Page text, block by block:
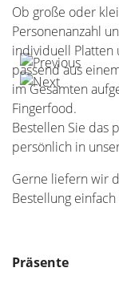
Ob große oder
Personenanzahl
individuell Platten
passend aus
im Gesamten
Fingerfood.
Bestellen Sie das
persönlich in
Gerne liefern wir
Bestellung einfach
Präsente